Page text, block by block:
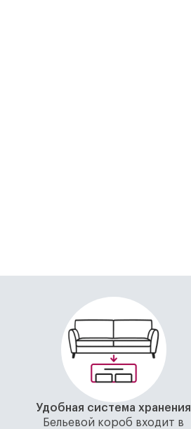
Удобная система хранения
Бельевой короб входит в